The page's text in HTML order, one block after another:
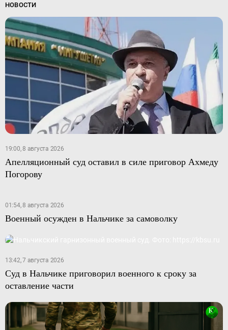
НОВОСТИ
19:00, 8 августа 2026
Апелляционный суд оставил в силе приговор Ахмеду
Погорову
01:54, 8 августа 2026
Военный осужден в Нальчике за самоволку
13:42, 7 августа 2026
Суд в Нальчике приговорил военного к сроку за
оставление части